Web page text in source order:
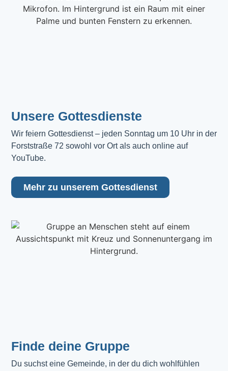
Unsere Gottesdienste
Wir feiern Gottesdienst – jeden Sonntag um 10 Uhr in der
Forststraße 72 sowohl vor Ort als auch online auf
YouTube.
Mehr zu unserem Gottesdienst
Finde deine Gruppe
Du suchst eine Gemeinde, in der du dich wohlfühlen